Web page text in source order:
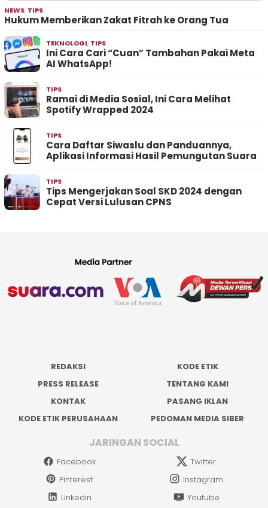
NEWS, TIPS
Hukum Memberikan Zakat Fitrah ke Orang Tua
TEKNOLOGI, TIPS
Ini Cara Cari “Cuan” Tambahan Pakai Meta
AI WhatsApp!
TIPS
Ramai di Media Sosial, Ini Cara Melihat
Spotify Wrapped 2024
TIPS
Cara Daftar Siwaslu dan Panduannya,
Aplikasi Informasi Hasil Pemungutan Suara
TIPS
Tips Mengerjakan Soal SKD 2024 dengan
Cepat Versi Lulusan CPNS
REDAKSI
KODE ETIK
PRESS RELEASE
TENTANG KAMI
KONTAK
PASANG IKLAN
KODE ETIK PERUSAHAAN
PEDOMAN MEDIA SIBER
JARINGAN SOCIAL
Facebook
Twitter
Pinterest
Instagram
Linkedin
Youtube